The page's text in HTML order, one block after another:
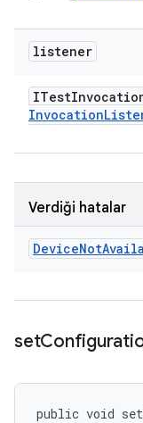
listener
ITest
Invocation
Verdiği hatalar
DeviceNot
set
public void